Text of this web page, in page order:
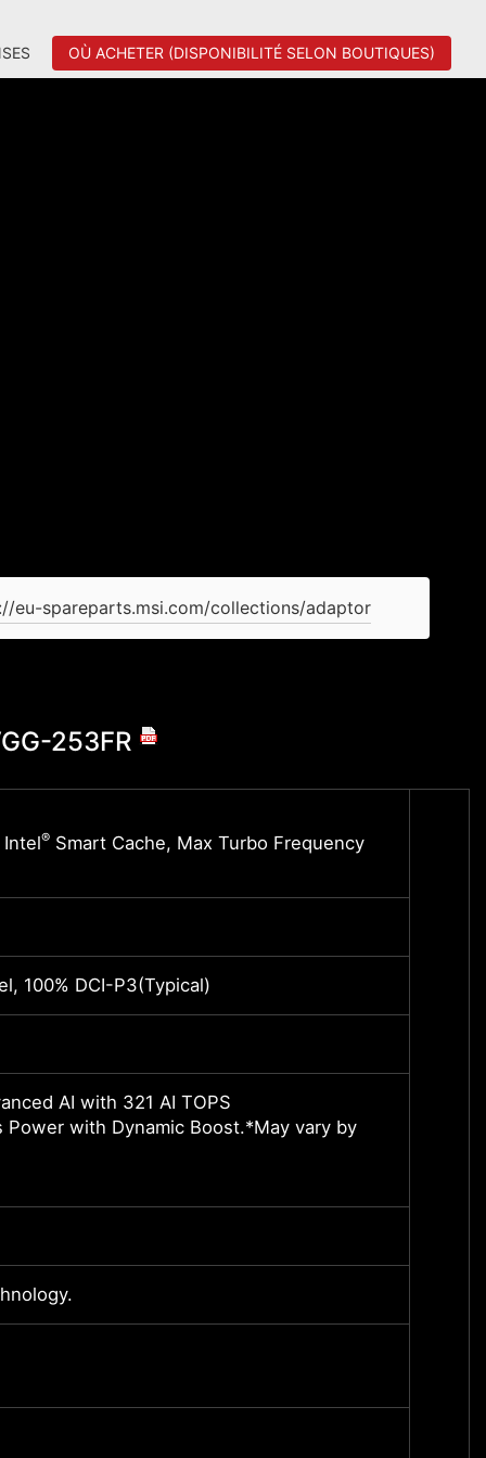
OÙ ACHETER (DISPONIBILITÉ SELON BOUTIQUES)
eu-spareparts.msi.com/collections/adaptor
253FR
® Smart Cache, Max Turbo Frequency
100% DCI-P3(Typical)
AI with 321 AI TOPS
Power with Dynamic Boost.*May vary by